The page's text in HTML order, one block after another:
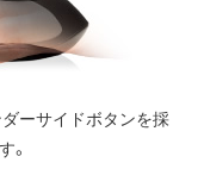
ーサイドボタンを採
。